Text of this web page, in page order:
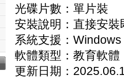
光碟片數：單片裝
安裝說明：直接安裝
系統支援：
軟體類型：教育軟體
更新日期：